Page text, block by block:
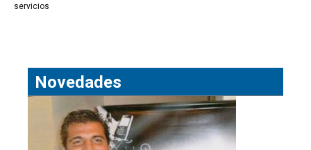
servicios
Novedades